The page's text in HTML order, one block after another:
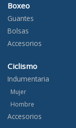
Boxeo
Guantes
Bolsas
Accesorios
Ciclismo
Indumentaria
Mujer
Hombre
Accesorios